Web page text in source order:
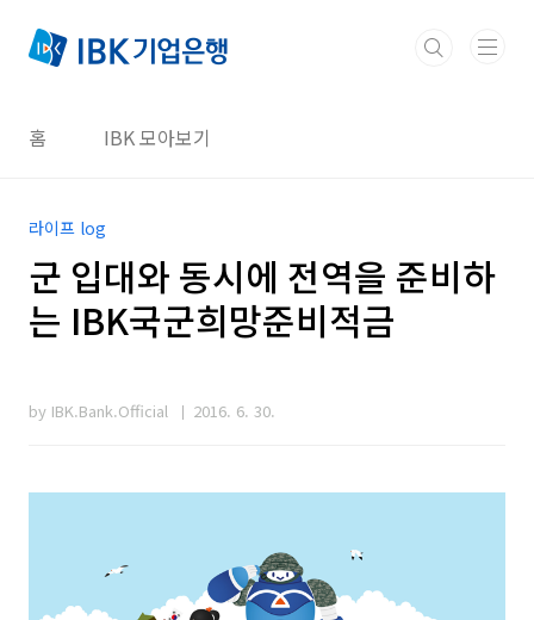
홈 IBK 모아보기
라이프 log
군 입대와 동시에 전역을 준비하
는 IBK국군희망준비적금
by IBK.Bank.Official 2016. 6. 30.